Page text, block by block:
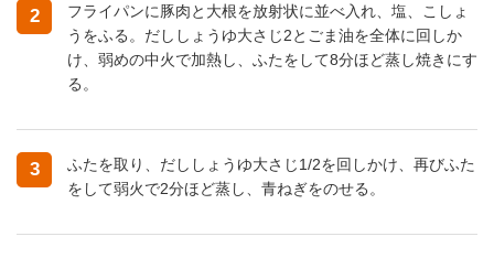
2
フライパンに豚肉と大根を放射状に並べ入れ、塩、こしょ
うをふる。だししょうゆ大さじ2とごま油を全体に回しか
け、弱めの中火で加熱し、ふたをして8分ほど蒸し焼きにす
る。
3
ふたを取り、だししょうゆ大さじ1/2を回しかけ、再びふた
をして弱火で2分ほど蒸し、青ねぎをのせる。